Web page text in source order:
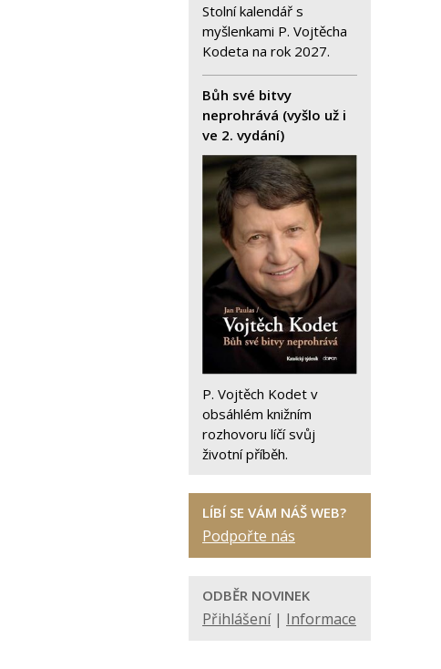
Stolní kalendář s
myšlenkami P. Vojtěcha
Kodeta na rok 2027.
Bůh své bitvy
neprohrává (vyšlo už i
ve 2. vydání)
P. Vojtěch Kodet v
obsáhlém knižním
rozhovoru líčí svůj
životní příběh.
LÍBÍ SE VÁM NÁŠ WEB?
Podpořte nás
ODBĚR NOVINEK
Přihlášení| Informace